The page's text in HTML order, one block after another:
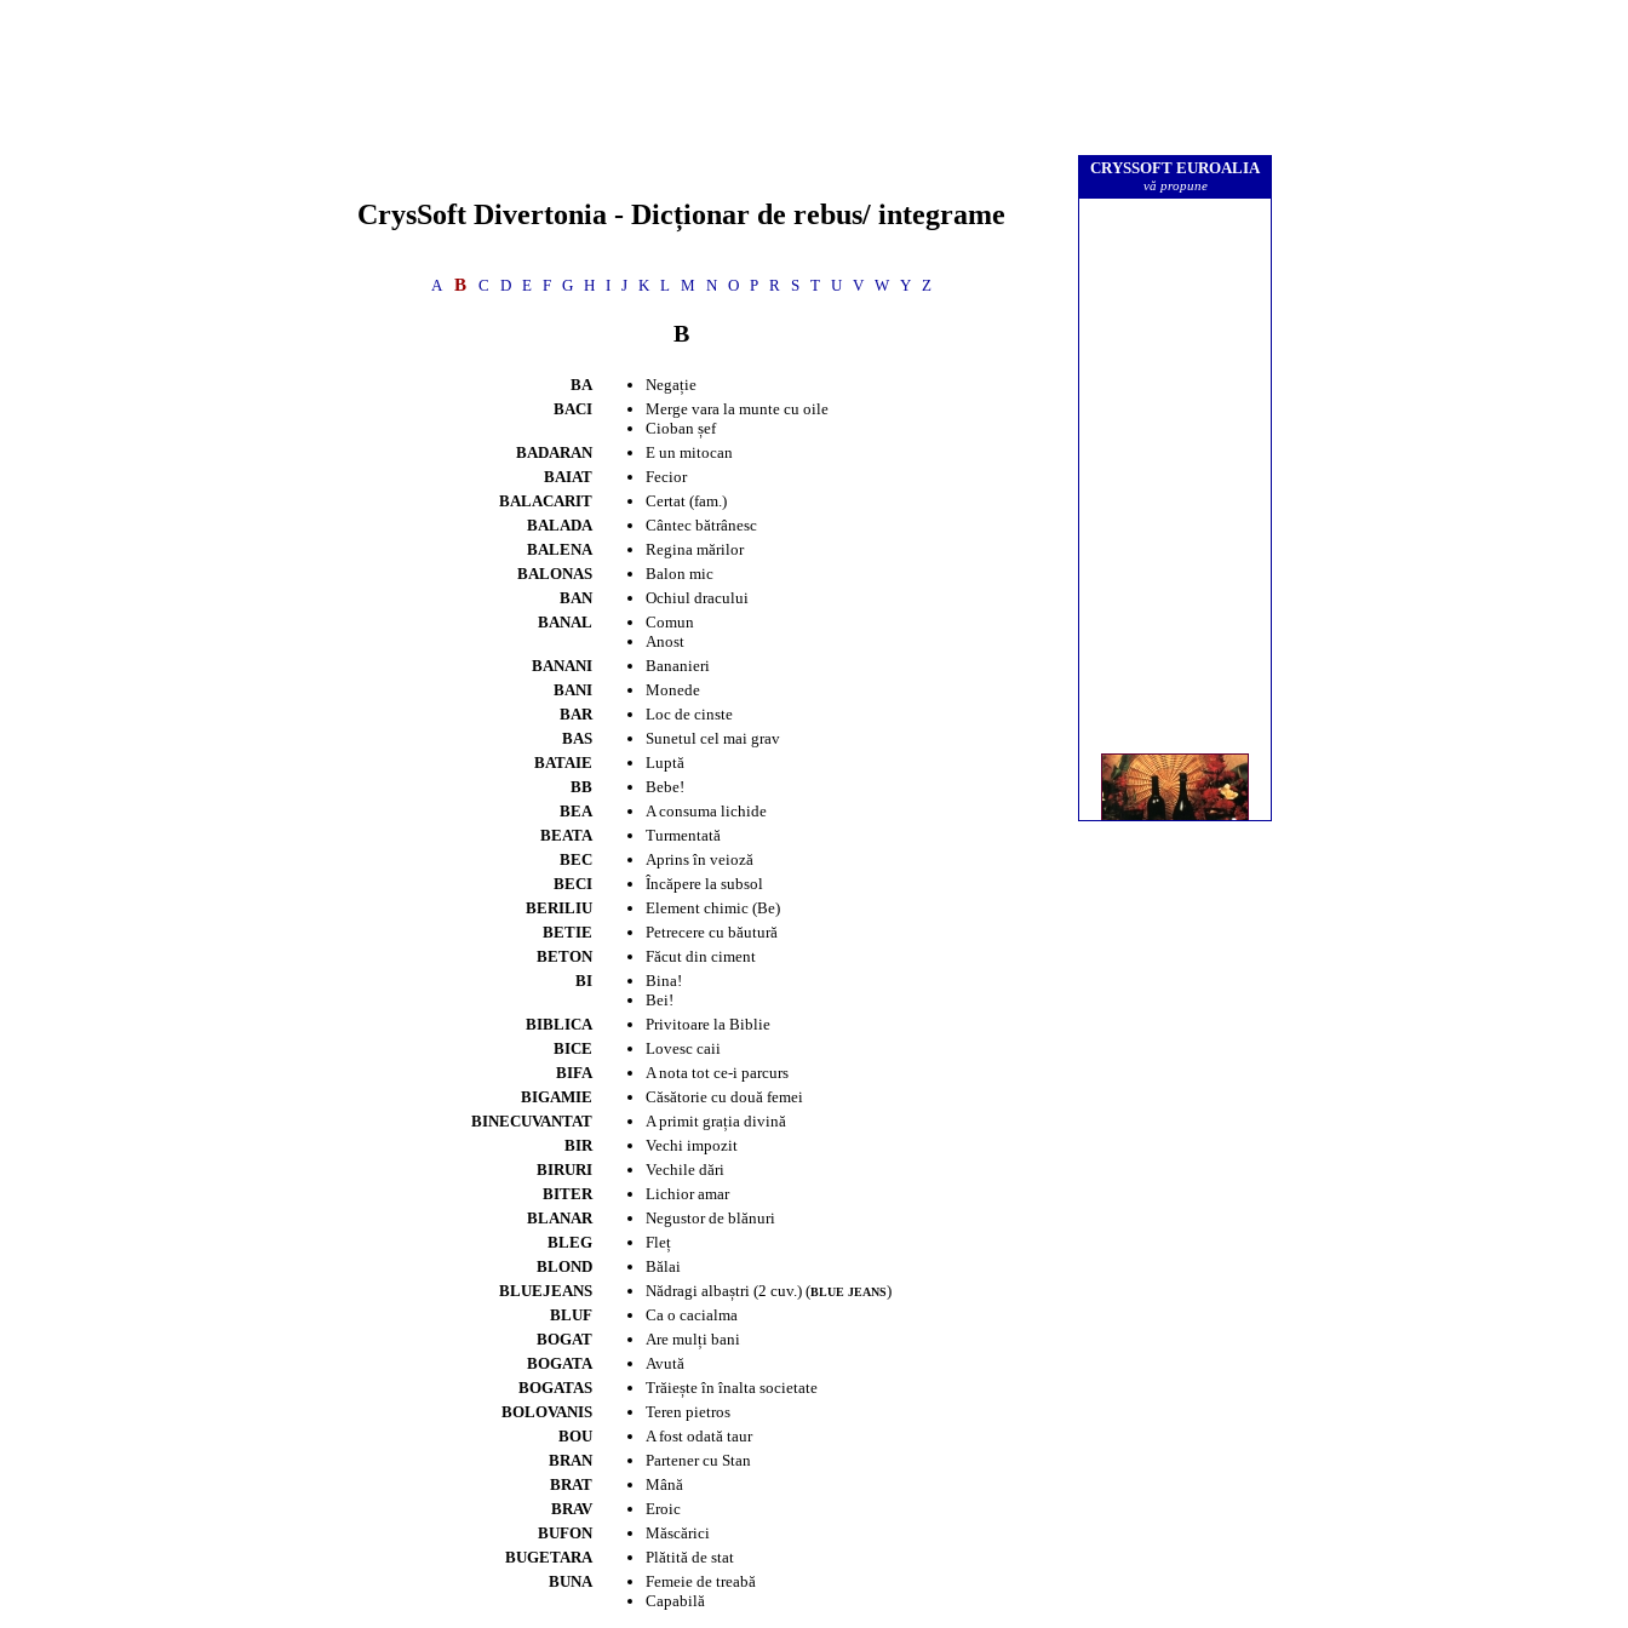
CrysSoft Divertonia - Dicționar de rebus/ integrame
A B C D E F G H I J K L M N O P R S T U V W Y Z
B
BA
Negație
BACI
Merge vara la munte cu oile
Cioban șef
BADARAN
E un mitocan
BAIAT
Fecior
BALACARIT
Certat (fam.)
BALADA
Cântec bătrânesc
BALENA
Regina mărilor
BALONAS
Balon mic
BAN
Ochiul dracului
BANAL
Comun
Anost
BANANI
Bananieri
BANI
Monede
BAR
Loc de cinste
BAS
Sunetul cel mai grav
BATAIE
Luptă
BB
Bebe!
BEA
A consuma lichide
BEATA
Turmentată
BEC
Aprins în veioză
BECI
Încăpere la subsol
BERILIU
Element chimic (Be)
BETIE
Petrecere cu băutură
BETON
Făcut din ciment
BI
Bina!
Bei!
BIBLICA
Privitoare la Biblie
BICE
Lovesc caii
BIFA
A nota tot ce-i parcurs
BIGAMIE
Căsătorie cu două femei
BINECUVANTAT
A primit grația divină
BIR
Vechi impozit
BIRURI
Vechile dări
BITER
Lichior amar
BLANAR
Negustor de blănuri
BLEG
Fleț
BLOND
Bălai
BLUEJEANS
Nădragi albaștri (2 cuv.) (BLUE JEANS)
BLUF
Ca o cacialma
BOGAT
Are mulți bani
BOGATA
Avută
BOGATAS
Trăiește în înalta societate
BOLOVANIS
Teren pietros
BOU
A fost odată taur
BRAN
Partener cu Stan
BRAT
Mână
BRAV
Eroic
BUFON
Măscărici
BUGETARA
Plătită de stat
BUNA
Femeie de treabă
Capabilă